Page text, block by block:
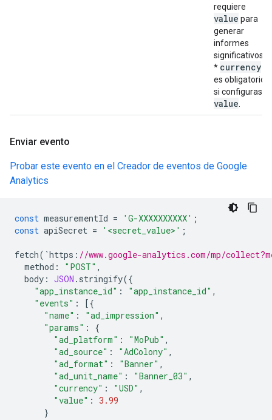
requiere
value para
generar
informes
significativos.
* currency
es obligatorio
si configuras
value
Enviar evento
Probar este evento en el Creador de eventos de Google
Analytics
const measurementId = 'G-XXXXXXXXXX' ;
const apiSecret = '<secret_value>' ;
fetch( `https : //www.google-analytics.com/mp/
method : "POST" ,
body : JSON . stringify({
"app_instance_id" : "app_instance_id" ,
"events" :
[{
"name" : "ad_impression" ,
"params" :
{
"ad_platform" : "MoPub" ,
"ad_source" : "AdColony" ,
"ad_format" : "Banner" ,
"ad_unit_name" : "Banner_03" ,
"currency" : "USD" ,
"value" : 3.99
}